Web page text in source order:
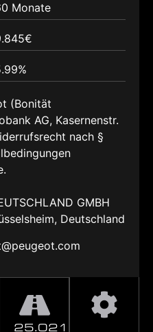
25.021
Monate
(Bonität
AG, Kasernenstr.
nach §
GMBH
Deutschland